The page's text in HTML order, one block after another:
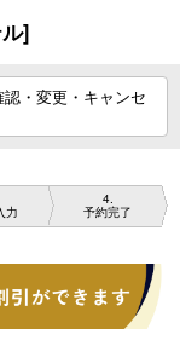
]
認・変更・キャンセ
力
4
予約完了